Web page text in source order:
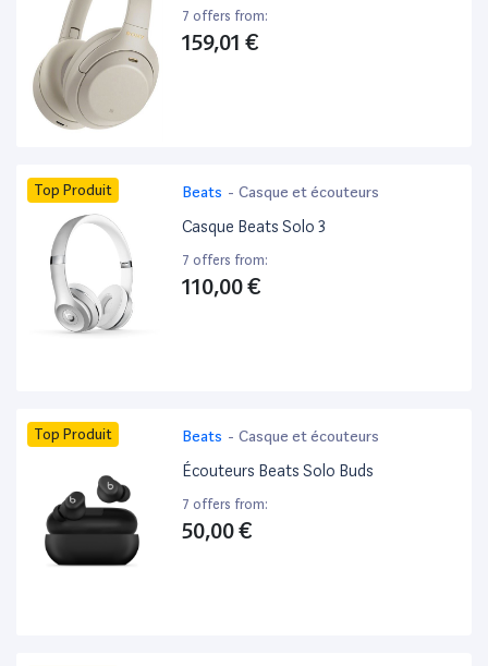
7 offers from:
159,01 €
Top Produit Beats - Casque et écouteurs
Casque Beats Solo 3
7 offers from:
110,00 €
Top Produit Beats - Casque et écouteurs
Écouteurs Beats Solo Buds
7 offers from:
50,00 €